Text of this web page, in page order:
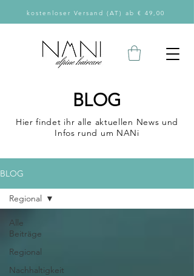
kostenloser Versand (AT) ab € 49,00
BLOG
Hier findet ihr alle aktuellen News und
Infos rund um NANi
BLOG
Alle
Beiträge
Regional
Nachhaltigkeit
Regional